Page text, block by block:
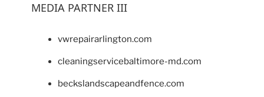
MEDIA PARTNER III
vwrepairarlington.com
cleaningservicebaltimore-md.com
beckslandscapeandfence.com